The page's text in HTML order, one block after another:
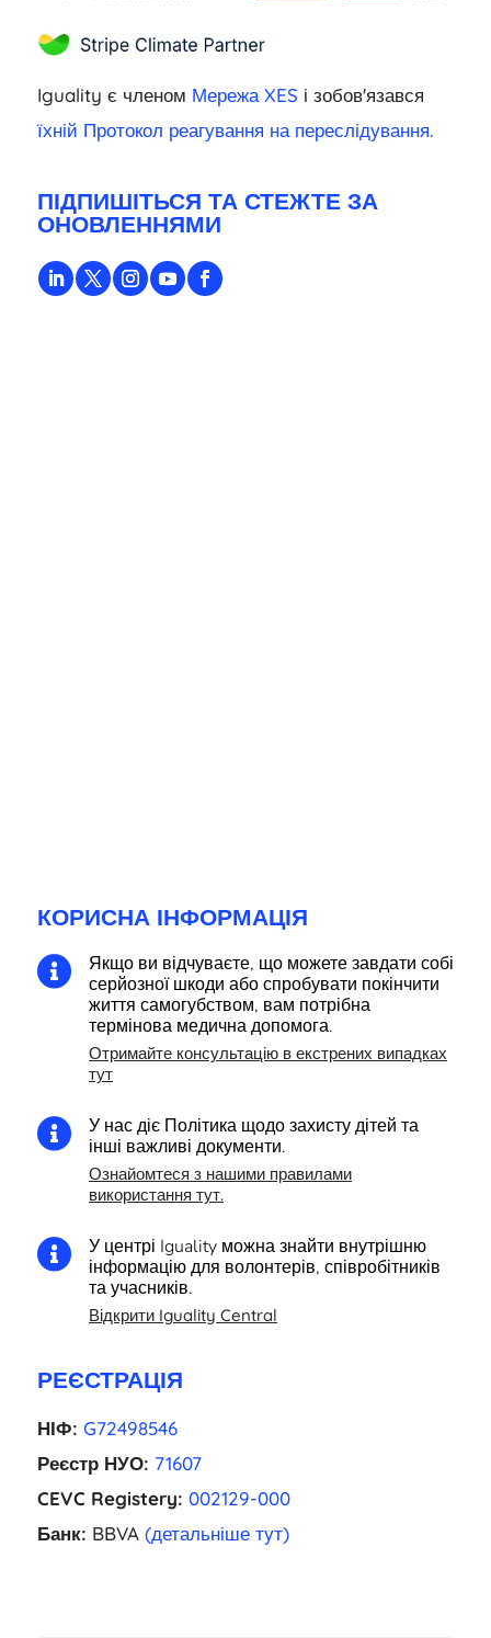
Iguality є членом Мережа XES і зобов'язався
їхній Протокол реагування на переслідування.
ПІДПИШІТЬСЯ ТА СТЕЖТЕ ЗА
ОНОВЛЕННЯМИ
КОРИСНА ІНФОРМАЦІЯ

Якщо ви відчуваєте, що можете завдати собі
серйозної шкоди або спробувати покінчити
життя самогубством, вам потрібна
термінова медична допомога.
Отримайте консультацію в екстрених випадках
тут

У нас діє Політика щодо захисту дітей та
інші важливі документи.
Ознайомтеся з нашими правилами
використання тут.

У центрі Iguality можна знайти внутрішню
інформацію для волонтерів, співробітників
та учасників.
Відкрити Iguality Central
РЕЄСТРАЦІЯ
НІФ: G72498546
Реєстр НУО: 71607
CEVC Registery: 002129-000
Банк: BBVA (детальніше тут)